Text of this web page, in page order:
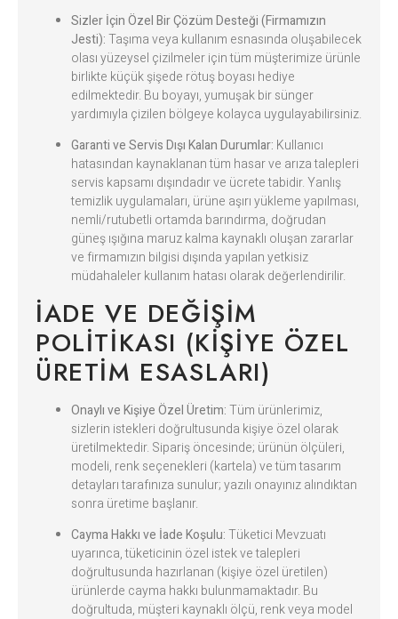
Sizler İçin Özel Bir Çözüm Desteği (Firmamızın
Jesti):Taşıma veya kullanım esnasında oluşabilecek
olası yüzeysel çizilmeler için tüm müşterimize ürünle
birlikte küçük şişede rötuş boyası hediye
edilmektedir. Bu boyayı, yumuşak bir sünger
yardımıyla çizilen bölgeye kolayca uygulayabilirsiniz.
Garanti ve Servis Dışı Kalan Durumlar: Kullanıcı
hatasından kaynaklanan tüm hasar ve arıza talepleri
servis kapsamı dışındadır ve ücrete tabidir. Yanlış
temizlik uygulamaları, ürüne aşırı yükleme yapılması,
nemli/rutubetli ortamda barındırma, doğrudan
güneş ışığına maruz kalma kaynaklı oluşan zararlar
ve firmamızın bilgisi dışında yapılan yetkisiz
müdahaleler kullanım hatası olarak değerlendirilir.
İADE VE DEĞIŞIM
POLITIKASI (KIŞIYE ÖZEL
ÜRETIM ESASLARI)
Onaylı ve Kişiye Özel Üretim:Tüm ürünlerimiz,
sizlerin istekleri doğrultusunda kişiye özel olarak
üretilmektedir. Sipariş öncesinde; ürünün ölçüleri,
modeli, renk seçenekleri (kartela) ve tüm tasarım
detayları tarafınıza sunulur; yazılı onayınız alındıktan
sonra üretime başlanır.
Cayma Hakkı ve İade Koşulu:Tüketici Mevzuatı
uyarınca, tüketicinin özel istek ve talepleri
doğrultusunda hazırlanan (kişiye özel üretilen)
ürünlerde cayma hakkı bulunmamaktadır. Bu
doğrultuda, müşteri kaynaklı ölçü, renk veya model